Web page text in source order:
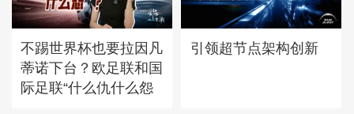
不踢世界杯也要拉因凡
蒂诺下台？欧足联和国
际足联“什么仇什么怨
引领超节点架构创新